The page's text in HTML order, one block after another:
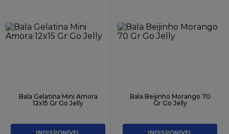
Bala Gelatina Mini Amora
12x15 Gr Go Jelly
Bala Beijinho Morango 70
Gr Go Jelly